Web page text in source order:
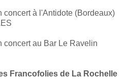
concert à l'Antidote (Bordeaux)
concert au Bar Le Ravelin
Francofolies de La Rochelle